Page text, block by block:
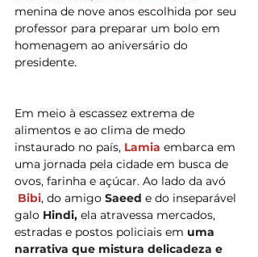
menina de nove anos escolhida por seu
professor para preparar um bolo em
homenagem ao aniversário do
presidente.
Em meio à escassez extrema de
alimentos e ao clima de medo
instaurado no país, Lamia embarca em
uma jornada pela cidade em busca de
ovos, farinha e açúcar. Ao lado da avó
Bibi, do amigo Saeed e do inseparável
galo Hindi, ela atravessa mercados,
estradas e postos policiais em uma
narrativa que mistura delicadeza e